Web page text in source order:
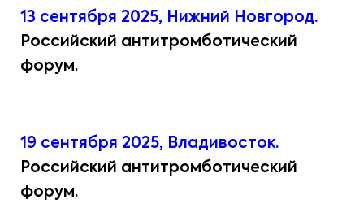
13 сентября 2025, Нижний Новгород.
Российский антитромботический
форум.
19 сентября 2025, Владивосток.
Российский антитромботический
форум.